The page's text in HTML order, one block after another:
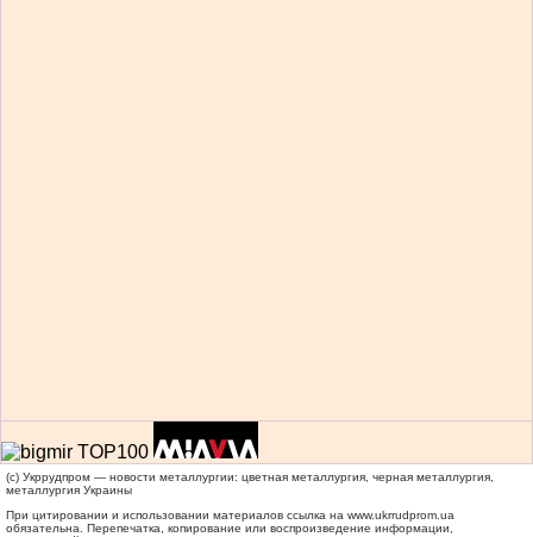
(c) Укррудпром — новости металлургии: цветная металлургия, черная металлургия,
металлургия Украины
При цитировании и использовании материалов ссылка на www.ukrrudprom.ua
обязательна. Перепечатка, копирование или воспроизведение информации,